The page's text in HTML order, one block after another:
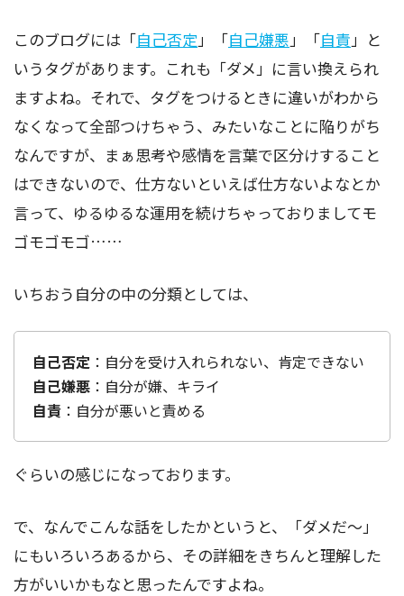
このブログには「自己否定」「自己嫌悪」「自責」と
いうタグがあります。これも「ダメ」に言い換えられ
ますよね。それで、タグをつけるときに違いがわから
なくなって全部つけちゃう、みたいなことに陥りがち
なんですが、まぁ思考や感情を言葉で区分けすること
はできないので、仕方ないといえば仕方ないよなとか
言って、ゆるゆるな運用を続けちゃっておりましてモ
ゴモゴモゴ……
いちおう自分の中の分類としては、
自己否定 ：自分を受け入れられない、肯定できない
自己嫌悪 ：自分が嫌、キライ
自責 ：自分が悪いと責める
ぐらいの感じになっております。
で、なんでこんな話をしたかというと、「ダメだ～」
にもいろいろあるから、その詳細をきちんと理解した
方がいいかもなと思ったんですよね。